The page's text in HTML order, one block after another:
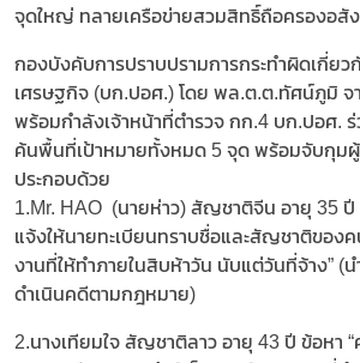
จุดใหญ่ ทลายเครือข่ายสวมสิทธิ์ถือครองอสั
กองบังคับการปราบปรามการกระทำผิดเกี่ย
เศรษฐกิจ (บก.ปอศ.) โดย พล.ต.ต.ทัศน์ภูมิ
พร้อมกำลังเจ้าหน้าที่ตำรวจ กก.4 บก.ปอศ.
ค้นพื้นที่เป้าหมายทั้งหมด 5 จุด พร้อมจับกุมผู้
ประกอบด้วย
1.Mr. HAO (นายห่าว) สัญชาติจีน อายุ 35 ปี
แจ้งให้นายทะเบียนทราบชื่อและสัญชาติของ
งานที่ให้ทำภายในสิบห้าวัน นับแต่วันที่จ้าง” (
ดำเนินคดีตามกฎหมาย)
2.นางเทียมใจ สัญชาติลาว อายุ 43 ปี ข้อหา “